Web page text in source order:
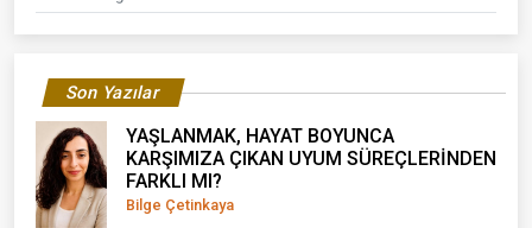
Son Yazılar
YAŞLANMAK, HAYAT BOYUNCA
KARŞIMIZA ÇIKAN UYUM SÜREÇLERİNDEN
FARKLI MI?
Bilge Çetinkaya